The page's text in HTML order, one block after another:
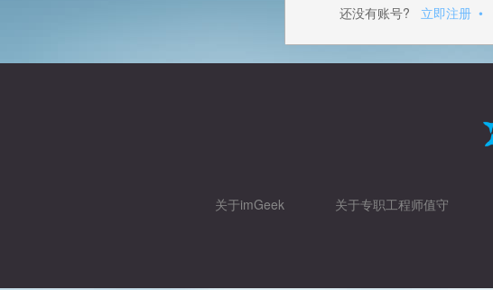
还没有账号? 立即注册 •
关于imGeek 关于专职工程师值守